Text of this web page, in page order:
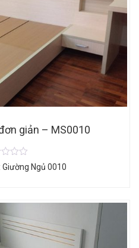
giản – MS0010
Giường Ngủ 0010